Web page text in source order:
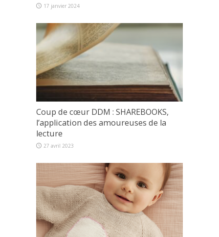
17 janvier 2024
Coup de cœur DDM : SHAREBOOKS,
l’application des amoureuses de la
lecture
27 avril 2023